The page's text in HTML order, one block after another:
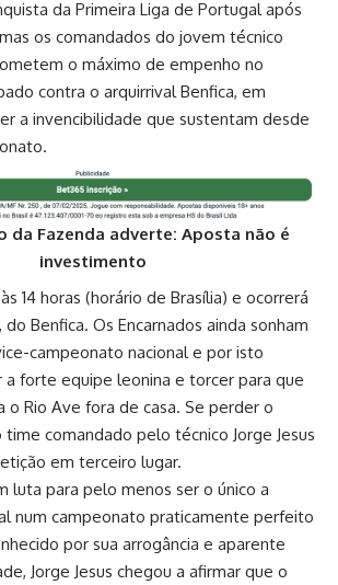
da Primeira Liga de Portugal após
os comandados do jovem técnico
o máximo de empenho no
contra o arquirrival Benfica, em
a invencibilidade que sustentam desde
da Fazenda adverte: Aposta não é
investimento
14 horas (horário de Brasília) e ocorrerá
do Benfica. Os Encarnados ainda sonham
campeonato nacional e por isto
a forte equipe leonina e torcer para que
o Rio Ave fora de casa. Se perder o
comandado pelo técnico Jorge Jesus
em terceiro lugar.
luta para pelo menos ser o único a
num campeonato praticamente perfeito
por sua arrogância e aparente
Jorge Jesus chegou a afirmar que o